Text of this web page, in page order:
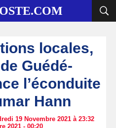
locales,
Guédé-
l’éconduite
Hann
19 Novembre 2021 à 23:32
2021 - 00:20